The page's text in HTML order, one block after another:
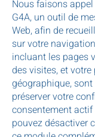
Nous faisons
G4A, un outil de
Web, afin de
sur votre
incluant les pages
des visites, et
géographique,
préserver votre
consentement
pouvez désactiver